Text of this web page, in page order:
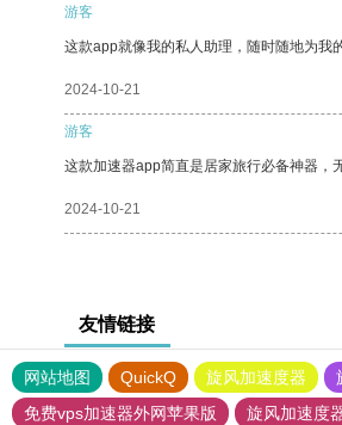
游客
这款app就像我的私人助理，随时随地为我
2024-10-21
游客
这款加速器app简直是居家旅行必备神器，
2024-10-21
友情链接
网站地图 QuickQ 旋风加速度器
免费vps加速器外网苹果版
旋风加速度